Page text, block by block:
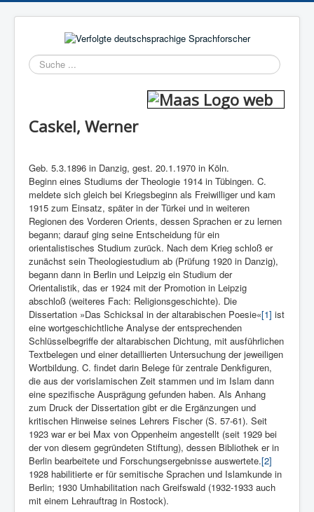
Caskel, Werner
Geb. 5.3.1896 in Danzig, gest. 20.1.1970 in Köln.
Beginn eines Studiums der Theologie 1914 in Tübingen. C.
meldete sich gleich bei Kriegsbeginn als Freiwilliger und kam
1915 zum Einsatz, später in der Türkei und in weiteren
Regionen des Vorderen Orients, dessen Sprachen er zu lernen
begann; darauf ging seine Entscheidung für ein
orientalistisches Studium zurück. Nach dem Krieg schloß er
zunächst sein Theologiestudium ab (Prüfung 1920 in Danzig),
begann dann in Berlin und Leipzig ein Studium der
Orientalistik, das er 1924 mit der Promotion in Leipzig
abschloß (weiteres Fach: Religionsgeschichte). Die
Dissertation »Das Schicksal in der altarabischen Poesie«[1] ist
eine wortgeschichtliche Analyse der entsprechenden
Schlüsselbegriffe der altarabischen Dichtung, mit ausführlichen
Textbelegen und einer detaillierten Untersuchung der jeweiligen
Wortbildung. C. findet darin Belege für zentrale Denkfiguren,
die aus der vorislamischen Zeit stammen und im Islam dann
eine spezifische Ausprägung gefunden haben. Als Anhang
zum Druck der Dissertation gibt er die Ergänzungen und
kritischen Hinweise seines Lehrers Fischer (S. 57-61). Seit
1923 war er bei Max von Oppenheim angestellt (seit 1929 bei
der von diesem gegründeten Stiftung), dessen Bibliothek er in
Berlin bearbeitete und Forschungsergebnisse auswertete.[2]
1928 habilitierte er für semitische Sprachen und Islamkunde in
Berlin; 1930 Umhabilitation nach Greifswald (1932-1933 auch
mit einem Lehrauftrag in Rostock).